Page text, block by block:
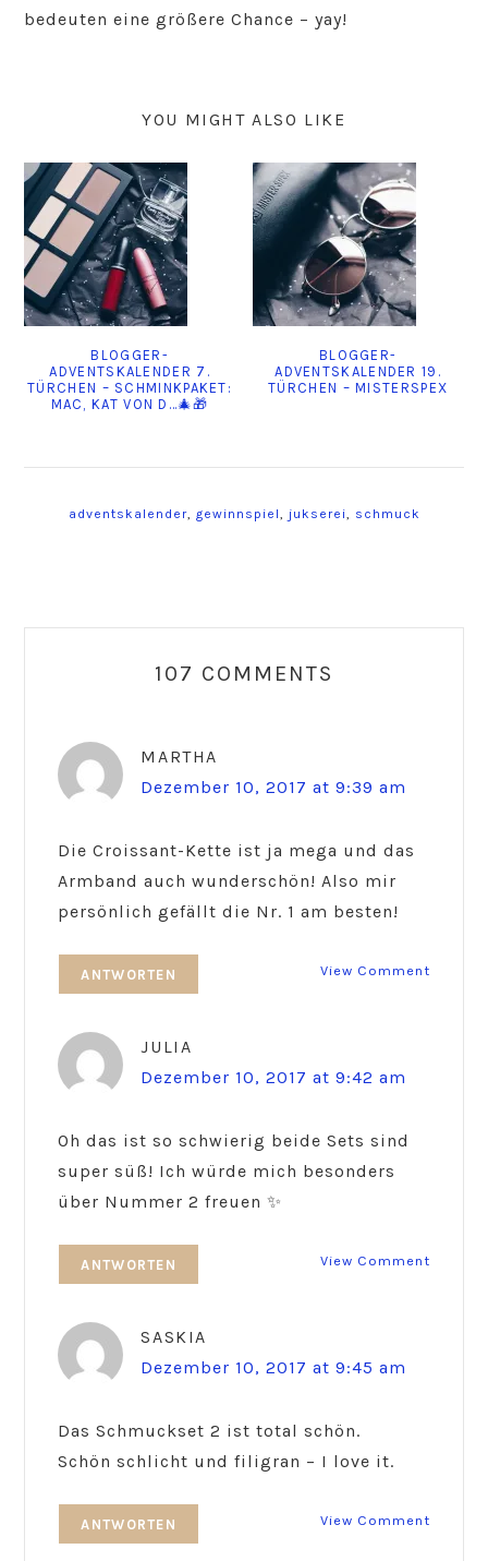
bedeuten eine größere Chance – yay!
YOU MIGHT ALSO LIKE
BLOGGER-
ADVENTSKALENDER 7.
TÜRCHEN – SCHMINKPAKET:
MAC, KAT VON D…🎄🎁
BLOGGER-
ADVENTSKALENDER 19.
TÜRCHEN – MISTERSPEX
adventskalender, gewinnspiel, jukserei, schmuck
Interactions107 COMMENTS
MARTHA
Dezember 10, 2017 at 9:39 am
Die Croissant-Kette ist ja mega und das
Armband auch wunderschön! Also mir
persönlich gefällt die Nr. 1 am besten!
View Comment
ANTWORTEN
JULIA
Dezember 10, 2017 at 9:42 am
Oh das ist so schwierig beide Sets sind
super süß! Ich würde mich besonders
über Nummer 2 freuen ✨
View Comment
ANTWORTEN
SASKIA
Dezember 10, 2017 at 9:45 am
Das Schmuckset 2 ist total schön.
Schön schlicht und filigran – I love it.
View Comment
ANTWORTEN